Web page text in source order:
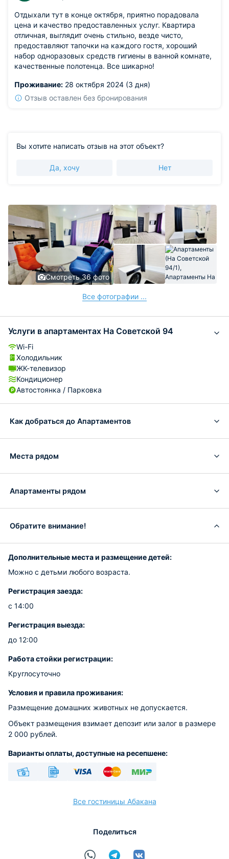
Отдыхали тут в конце октября, приятно порадовала
цена и качество предоставленных услуг. Квартира
отличная, выглядит очень стильно, везде чисто,
предоставляют тапочки на каждого гостя, хороший
набор одноразовых средств гигиены в ванной комнате,
качественные полотенца. Все шикарно!
Проживание: 28 октября 2024 (3 дня)
Отзыв оставлен без бронирования
Вы хотите написать отзыв на этот объект?
Да, хочу Нет
Смотреть 36 фото
Все фотографии ...
Услуги в апартаментах На Советской 94
Wi-Fi
Холодильник
ЖК-телевизор
Кондиционер
Автостоянка / Парковка
Как добраться до Апартаментов
Места рядом
Апартаменты рядом
Обратите внимание!
Дополнительные места и размещение детей:
Можно с детьми любого возраста.
Регистрация заезда:
с 14:00
Регистрация выезда:
до 12:00
Работа стойки регистрации:
Круглосуточно
Условия и правила проживания:
Размещение домашних животных не допускается.
Объект размещения взимает депозит или залог в размере
2 000 рублей.
Варианты оплаты, доступные на ресепшене:
Все гостиницы Абакана
Поделиться